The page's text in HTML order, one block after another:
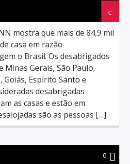
mostra que mais de 84,9 mil
casa em razão
o Brasil. Os desabrigados
Minas Gerais, São Paulo,
Goiás, Espírito Santo e
desabrigadas
as casas e estão em
são as pessoas […]
0